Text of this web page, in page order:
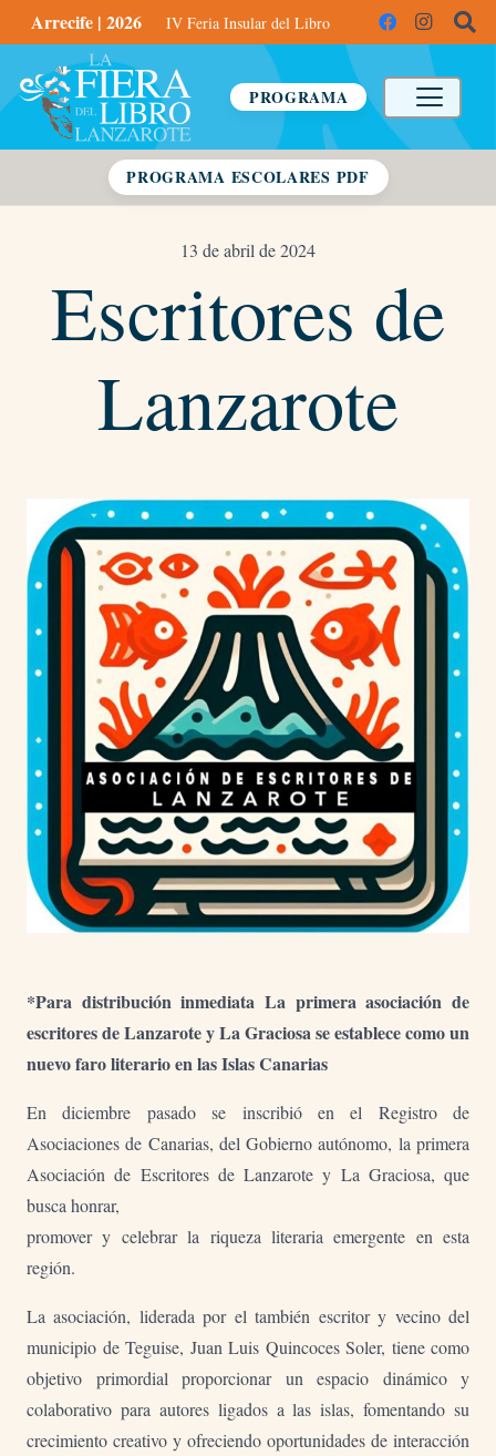
Arrecife | 2026 IV Feria Insular del Libro
PROGRAMA
PROGRAMA ESCOLARES PDF
13 de abril de 2024
Escritores de
Lanzarote
*Para distribución inmediata La primera asociación de
escritores de Lanzarote y La Graciosa se establece como un
nuevo faro literario en las Islas Canarias
En diciembre pasado se inscribió en el Registro de
Asociaciones de Canarias, del Gobierno autónomo, la primera
Asociación de Escritores de Lanzarote y La Graciosa, que
busca honrar,
promover y celebrar la riqueza literaria emergente en esta
región.
La asociación, liderada por el también escritor y vecino del
municipio de Teguise, Juan Luis Quincoces Soler, tiene como
objetivo primordial proporcionar un espacio dinámico y
colaborativo para autores ligados a las islas, fomentando su
crecimiento creativo y ofreciendo oportunidades de interacción